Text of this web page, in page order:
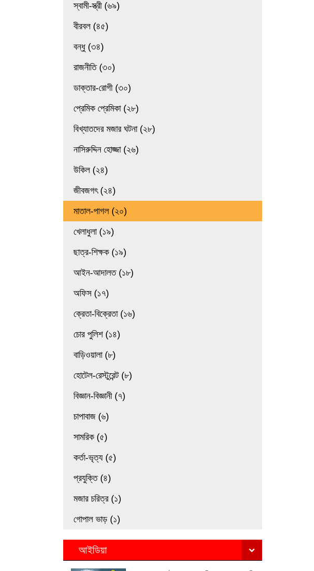
স্বামী-স্ত্রী (৬৯)
বীরবল (৪৫)
বন্ধু (৩৪)
রাজনীতি (৩০)
ডাক্তার-রোগী (৩০)
প্রেমিক প্রেমিকা (২৮)
বিখ্যাতদের মজার ঘটনা (২৮)
নাসিরুদ্দিন হোজ্জা (২৬)
উকিল (২৪)
জীবজগৎ (২৪)
মাতাল-পাগল (২০)
খেলাধুলা (১৯)
ছাত্র-শিক্ষক (১৯)
আইন-আদালত (১৮)
অফিস (১৭)
ক্রেতা-বিক্রেতা (১৬)
চোর পুলিশ (১৪)
বাড়িওয়ালা (৮)
হোটেল-রেস্টুরেন্ট (৮)
বিজ্ঞান-বিজ্ঞানী (৭)
চাপাবাজ (৬)
সামরিক (৫)
কর্তা-ভৃত্য (৫)
প্রযুক্তি (৪)
মজার চরিত্র (১)
গোপাল ভাড় (১)
আইডিয়া